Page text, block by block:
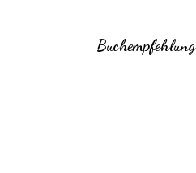
Buchempfehlung